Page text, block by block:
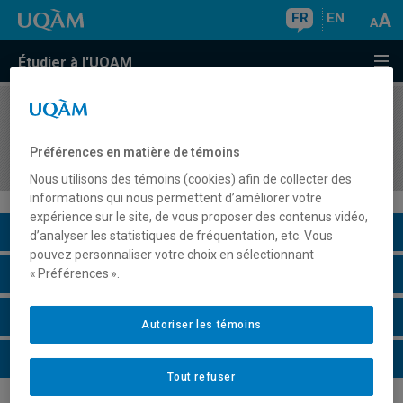
FR EN
Étudier à l'UQAM
COURS//
(PGI)
Description du cours
Horaire - Été 2026
Horaire - Automne 2026
Horaire - Hiver 2027
Préférences en matière de témoins
Nous utilisons des témoins (cookies) afin de collecter des
informations qui nous permettent d’améliorer votre
expérience sur le site, de vous proposer des contenus vidéo,
d’analyser les statistiques de fréquentation, etc. Vous
pouvez personnaliser votre choix en sélectionnant
« Préférences ».
Tout refuser
Autoriser les témoins